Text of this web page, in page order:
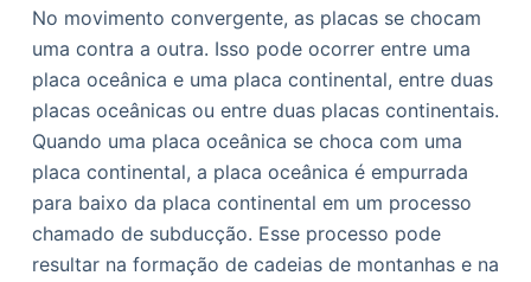
No movimento convergente, as placas se chocam
uma contra a outra. Isso pode ocorrer entre uma
placa oceânica e uma placa continental, entre duas
placas oceânicas ou entre duas placas continentais.
Quando uma placa oceânica se choca com uma
placa continental, a placa oceânica é empurrada
para baixo da placa continental em um processo
chamado de subducção. Esse processo pode
resultar na formação de cadeias de montanhas e na